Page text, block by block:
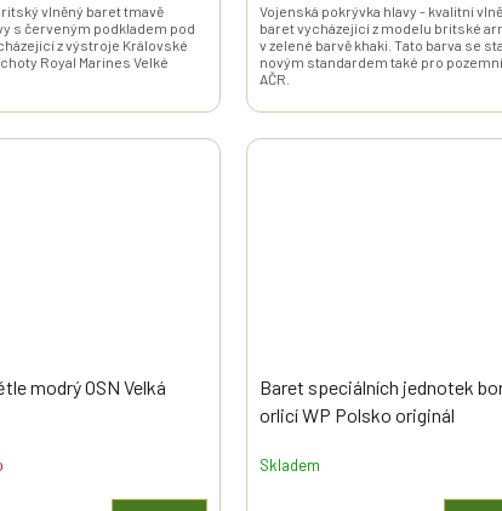
vlněný baret tmavě
s červeným podkladem pod
z výstroje Královské
Royal Marines Velké
Vojenská pokrývka hlavy - kvalitní
baret vycházející z modelu britské
v zelené barvě khaki. Tato barva se
novým standardem také pro
AČR.
modrý OSN Velká
Baret speciálních jednotek
orlicí WP Polsko originál
Skladem